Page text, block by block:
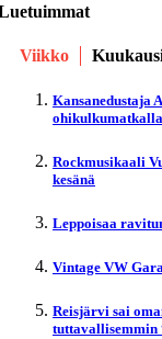
Viikko
Kansanedustaja
Rockmusikaali
kesänä
Leppoisaa
Vintage VW
Reisjärvi sai
tuttavallisemmin